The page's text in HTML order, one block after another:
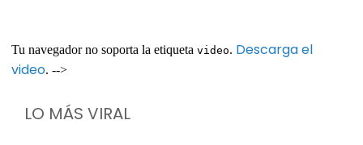
Tu navegador no soporta la etiqueta video. Descarga el
video. -->
LO MÁS VIRAL